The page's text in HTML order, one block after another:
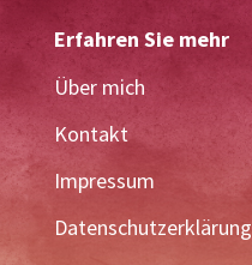
Erfahren Sie mehr
Über mich
Kontakt
Impressum
Datenschutzerklärung